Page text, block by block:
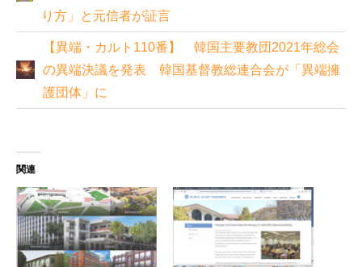
り方」と元信者が証言
【異端・カルト110番】 韓国主要教団2021年総会
の異端決議を発表 韓国基督教総連合会が「異端擁
護団体」に
関連